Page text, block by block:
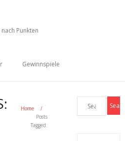
Punkten
Gewinnspiele
Home
/
Posts
Tagged: